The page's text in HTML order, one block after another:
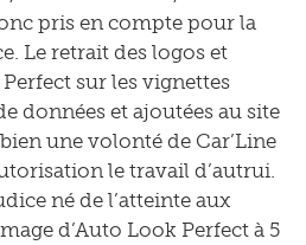
pris en compte pour la
Le retrait des logos et
sur les vignettes
données et ajoutées au site
une volonté de Car’Line
le travail d’autrui.
né de l’atteinte aux
d’Auto Look Perfect à 5